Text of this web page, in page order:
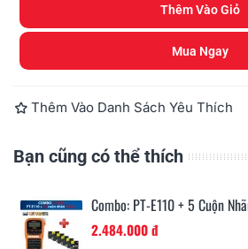
Thêm Vào Giỏ
Mua Ngay
Thêm Vào Danh Sách Yêu Thích
Bạn cũng có thể thích
Combo: PT-E300 + 3 Cuộn
5.443.200 đ